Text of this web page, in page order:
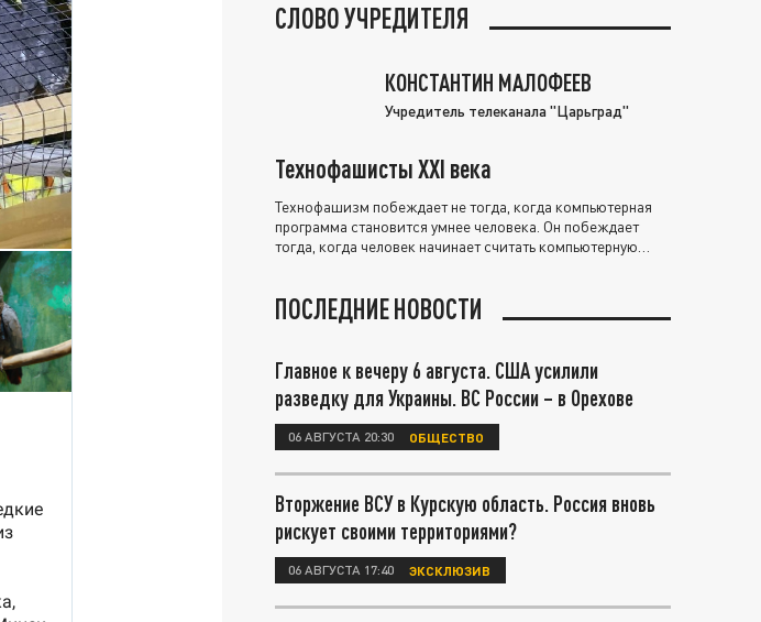
СЛОВО УЧРЕДИТЕЛЯ
КОНСТАНТИН МАЛОФЕЕВ
Учредитель телеканала "Царьград"
Технофашисты XXI века
Технофашизм побеждает не тогда, когда компьютерная
программа становится умнее человека. Он побеждает
тогда, когда человек начинает считать компьютерную
ПОСЛЕДНИЕ НОВОСТИ
Главное к вечеру 6 августа. США усилили
разведку для Украины. ВС России – в Орехове
06 АВГУСТА 20:30 ОБЩЕСТВО
Вторжение ВСУ в Курскую область. Россия вновь
рискует своими территориями?
06 АВГУСТА 17:40 ЭКСКЛЮЗИВ